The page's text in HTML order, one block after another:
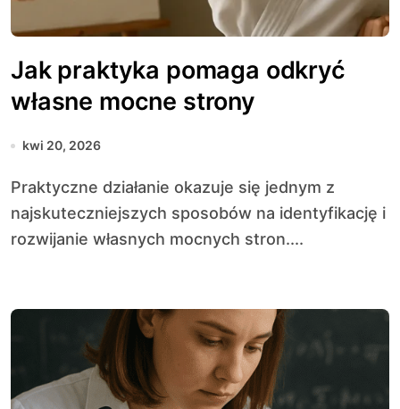
Jak praktyka pomaga odkryć
własne mocne strony
kwi 20, 2026
Praktyczne działanie okazuje się jednym z
najskuteczniejszych sposobów na identyfikację i
rozwijanie własnych mocnych stron....